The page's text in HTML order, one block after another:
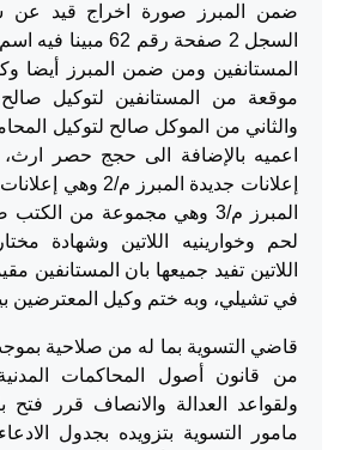
ضمن المبرز صورة اخراج قيد عن
السجل 2 صفحة رقم 62
المستانفين ومن ضمن المبرز أيضا
موقعة من المستانفين لتوكيل
والثاني من الموكل صالح لتوكيل
اعميه بالإضافة الى حجج حصر
إعلانات جديدة
المبرز م/3 وهي مجموعة من
لحم وخوارينيه اللاتين وشهادة
اللاتين تفيد جميعها بان المستانفين
في تشيلي، وبه ختم وكيل المعترضين
ولقواعد العدالة والانصاف قرر
مامور التسوية بتزويده بجدول